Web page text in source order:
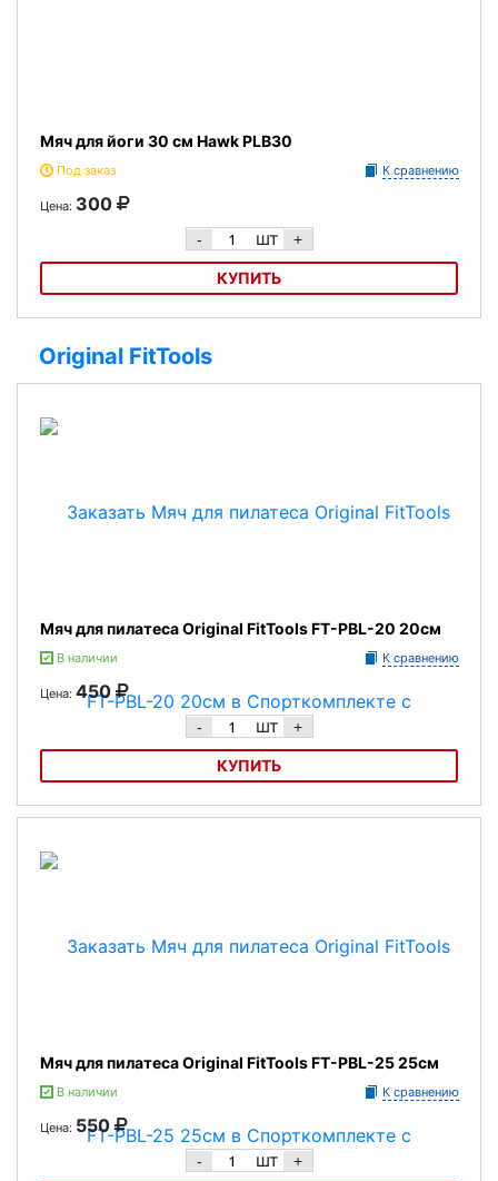
Мяч для йоги 30 см Hawk PLB30
Под заказ К сравнению
Цена: 300
- шт +
КУПИТЬ
Original FitTools
Мяч для пилатеса Original FitTools FT-PBL-20 20см
В наличии К сравнению
Цена: 450
- шт +
КУПИТЬ
Мяч для пилатеса Original FitTools FT-PBL-20 20см
Мяч для пилатеса Original FitTools FT-PBL-25 25см
В наличии К сравнению
Цена: 550
- шт +